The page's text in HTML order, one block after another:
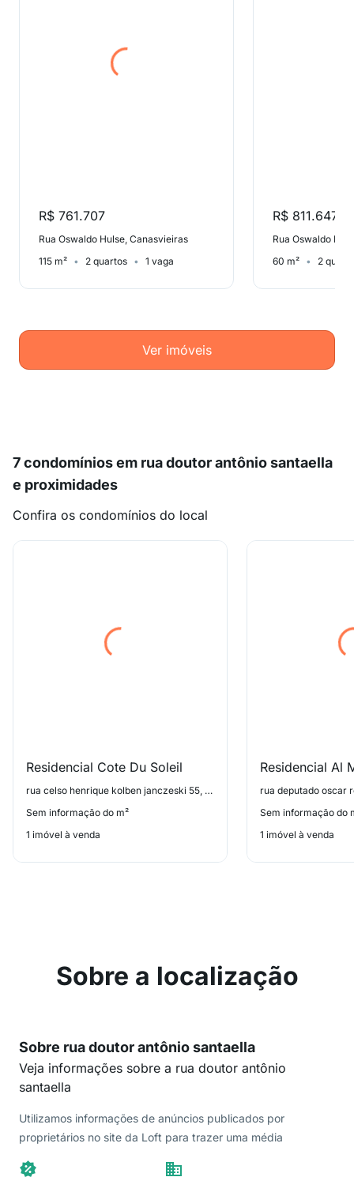
R$ 761.707
Rua Oswaldo Hulse, Canasvieiras
115 m²
2 quartos 1 vaga
R$ 811.647
Rua Oswaldo
60 m²
2
Ver imóveis
7 condomínios em rua doutor antônio santaella
e proximidades
Confira os condomínios do local
Residencial Cote Du Soleil
rua celso henrique kolben janczeski 55, Canasvieiras
Sem informação do m²
1 imóvel à venda
Residencial Al
Sem informação do
1 imóvel à venda
Sobre a localização
Sobre rua doutor antônio santaella
Veja informações sobre a rua doutor antônio
santaella
Utilizamos informações de anúncios publicados por
proprietários no site da Loft para trazer uma média